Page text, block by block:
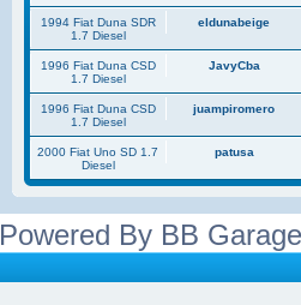
1994 Fiat Duna SDR
1.7 Diesel
eldunabeige
1996 Fiat Duna CSD
1.7 Diesel
JavyCba
1996 Fiat Duna CSD
1.7 Diesel
juampiromero
2000 Fiat Uno SD 1.7
Diesel
patusa
Powered By BB